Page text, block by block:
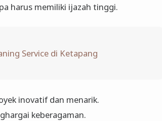
harus memiliki ijazah tinggi.
Service di Ketapang
inovatif dan menarik.
keberagaman.